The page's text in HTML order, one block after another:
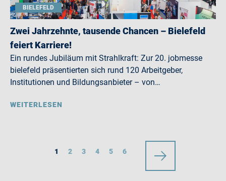
BIELEFELD
Zwei Jahrzehnte, tausende Chancen – Bielefeld
feiert Karriere!
Ein rundes Jubiläum mit Strahlkraft: Zur 20. jobmesse
bielefeld präsentierten sich rund 120 Arbeitgeber,
Institutionen und Bildungsanbieter – von…
WEITERLESEN
1 2 3 4 5 6